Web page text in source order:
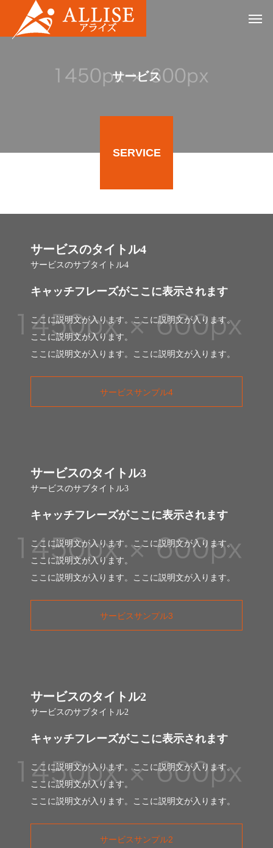
サービス
SERVICE
サービスのタイトル4
サービスのサブタイトル4
キャッチフレーズがここに表示されます
ここに説明文が入ります。ここに説明文が入ります。
ここに説明文が入ります。
ここに説明文が入ります。ここに説明文が入ります。
サービスサンプル4
サービスのタイトル3
サービスのサブタイトル3
キャッチフレーズがここに表示されます
ここに説明文が入ります。ここに説明文が入ります。
ここに説明文が入ります。
ここに説明文が入ります。ここに説明文が入ります。
サービスサンプル3
サービスのタイトル2
サービスのサブタイトル2
キャッチフレーズがここに表示されます
ここに説明文が入ります。ここに説明文が入ります。
ここに説明文が入ります。
ここに説明文が入ります。ここに説明文が入ります。
サービスサンプル2